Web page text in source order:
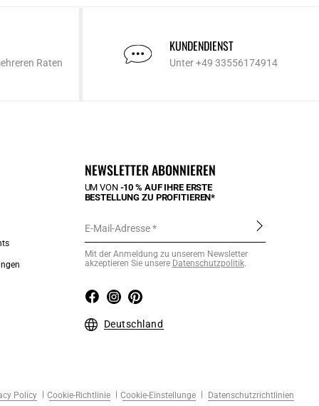
Raten
KUNDENDIENST
Unter +49 33556174914
NEWSLETTER ABONNIEREN
UM VON -10 % AUF IHRE ERSTE
BESTELLUNG ZU PROFITIEREN*
E-Mail-Adresse
Mit der Anmeldung zu unserem Newsletter
akzeptieren Sie unsere Datenschutzpolitik.
Deutschland
Policy Cookie-Richtlinie Cookie-Einstellunge Datenschutzrichtlinien